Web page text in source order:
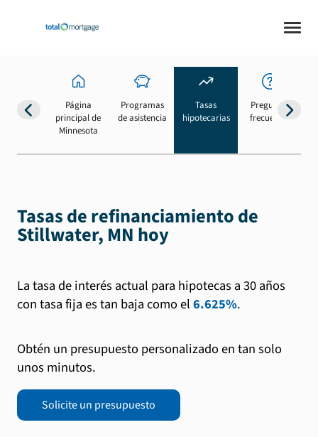
Página
principal de
Minnesota
Programas
de asistencia
Tasas
hipotecarias
Preguntas
frecuentes
Tasas de refinanciamiento de
Stillwater, MN hoy
La tasa de interés actual para hipotecas a 30 años
con tasa fija es tan baja como el6.625%.
Obtén un presupuesto personalizado en tan solo
unos minutos.
Solicite un presupuesto